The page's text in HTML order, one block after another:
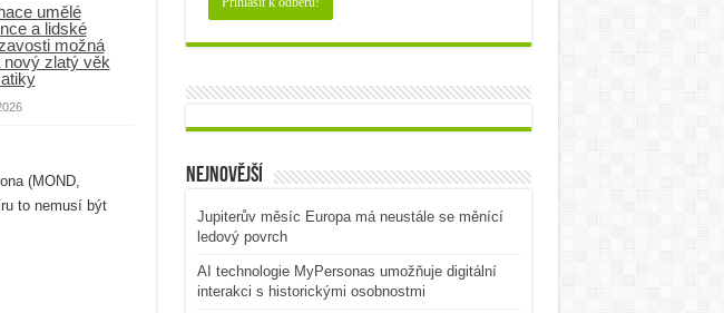
umělé
a lidské
možná
nový zlatý věk
(MOND,
to nemusí být
Nejnovější
Jupiterův měsíc Europa má neustále se měnící
ledový povrch
AI technologie MyPersonas umožňuje digitální
interakci s historickými osobnostmi